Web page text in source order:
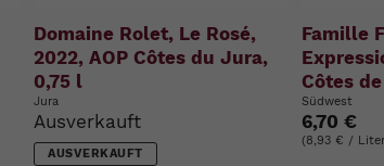
Domaine Rolet, Le Rosé,
2022, AOP Côtes du Jura,
0,75 l
Jura
Ausverkauft
AUSVERKAUFT
Famille
Côtes
Südwest
6,70 €
(8,93 € /